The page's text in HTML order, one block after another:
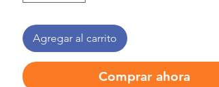
Agregar al carrito
Comprar ahora